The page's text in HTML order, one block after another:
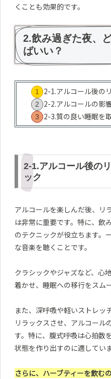
くことも効果的です。
2.飲み過ぎた夜、
ばいい？
2-1.アルコール後の
2-2.アルコールの影
2-3.質の良い睡眠を
2-1.アルコール後の
ック
アルコールを楽しんだ後、リ
は非常に重要です。特に、飲
のテクニックが役立ちます。
な音楽を聴くことです。
クラシックやジャズなど、心
着かせ、睡眠への移行をスム
また、深呼吸や軽いストレッ
リラックスさせ、アルコール
す。特に、腹式呼吸は心拍数
状態を作り出すのに適していま
さらに、ハーブティーを飲む